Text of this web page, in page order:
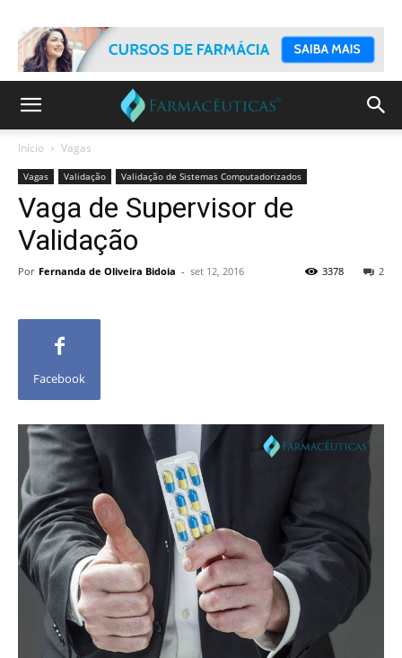
Início Vagas
Vagas Validação Validação de Sistemas Computadorizados
Vaga de Supervisor de
Validação
Por Fernanda de Oliveira Bidoia - set 12, 2016 2
3378
Facebook